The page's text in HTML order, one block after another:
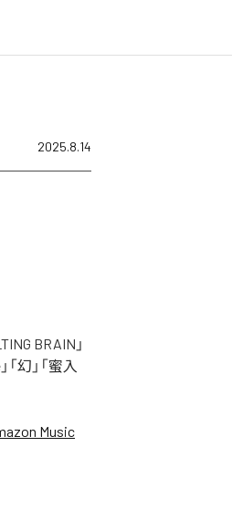
2025.8.14
BRAIN」
幻」「蜜入
Music